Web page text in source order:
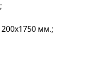
мм.;